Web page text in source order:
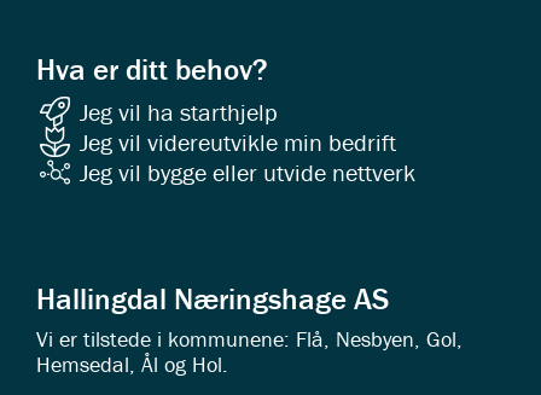
Hva er ditt behov?
Jeg vil ha starthjelp
Jeg vil videreutvikle min bedrift
Jeg vil bygge eller utvide nettverk
Hallingdal Næringshage AS
Vi er tilstede i kommunene: Flå, Nesbyen, Gol,
Hemsedal, Ål og Hol.